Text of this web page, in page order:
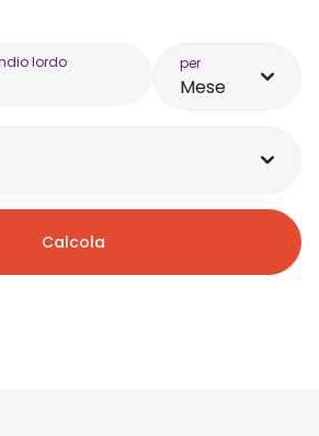
lordo per
Mese
Calcola